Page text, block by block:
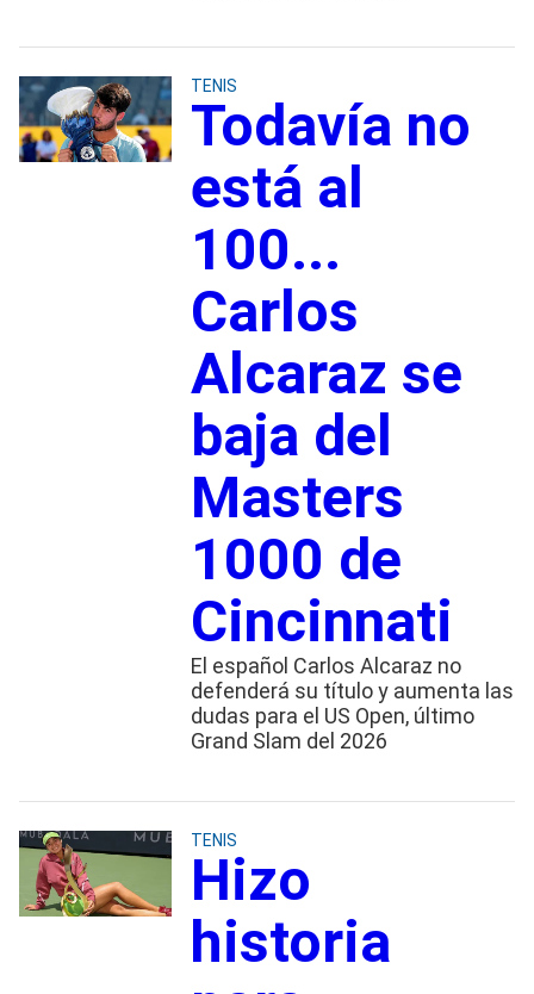
TENIS
Todavía no
está al
100...
Carlos
Alcaraz se
baja del
Masters
1000 de
Cincinnati
El español Carlos Alcaraz no
defenderá su título y aumenta las
dudas para el US Open, último
Grand Slam del 2026
TENIS
Hizo
historia